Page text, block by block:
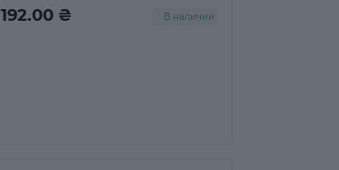
192.00 ₴ В наличии